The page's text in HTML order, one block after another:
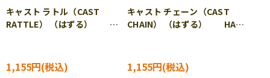
キャスト ラトル（CAST
RATTLE） （はずる）
1,155円
キャスト チェーン（CAST
CHAIN） （はずる） HAN-
1,155円